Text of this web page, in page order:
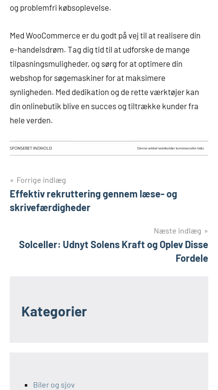
og problemfri købsoplevelse.
Med WooCommerce er du godt på vej til at realisere din
e-handelsdrøm. Tag dig tid til at udforske de mange
tilpasningsmuligheder, og sørg for at optimere din
webshop for søgemaskiner for at maksimere
synligheden. Med dedikation og de rette værktøjer kan
din onlinebutik blive en succes og tiltrække kunder fra
hele verden.
Indlægsnavigation
Forrige indlæg
Effektiv rekruttering gennem læse- og
skrivefærdigheder
Næste indlæg
Solceller: Udnyt Solens Kraft og Oplev Disse
Fordele
Kategorier
Biler og sjov